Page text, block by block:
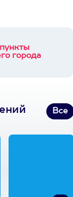
города
Все